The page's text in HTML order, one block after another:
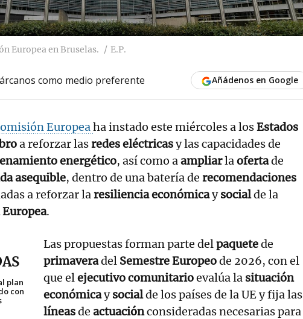
Europea en Bruselas. E.P.
como medio preferente Añádenos en Google
Europeaha instado este miércoles a losEstados
a reforzar lasredes eléctricasy las capacidades de
energético, así como aampliarlaofertade
asequible, dentro de una batería de recomendaciones
a reforzar laresilienciaeconómicaysocialde la
.
plan
con
Las propuestas forman parte delpaquetede
primaveradel Semestre Europeode 2026, con el
que elejecutivo comunitarioevalúa la situación
económicaysocialde los países de la UE y fija las
líneasdeactuaciónconsideradas necesarias para